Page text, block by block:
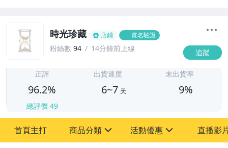
時光珍藏 店鋪 實名驗證
粉絲數 94 14分鐘前上線 追蹤
正評
96.2%
總評價 49
出貨速度
6~7 天
未出貨率
9%
首頁主打 商品分類 活動優惠 直播影